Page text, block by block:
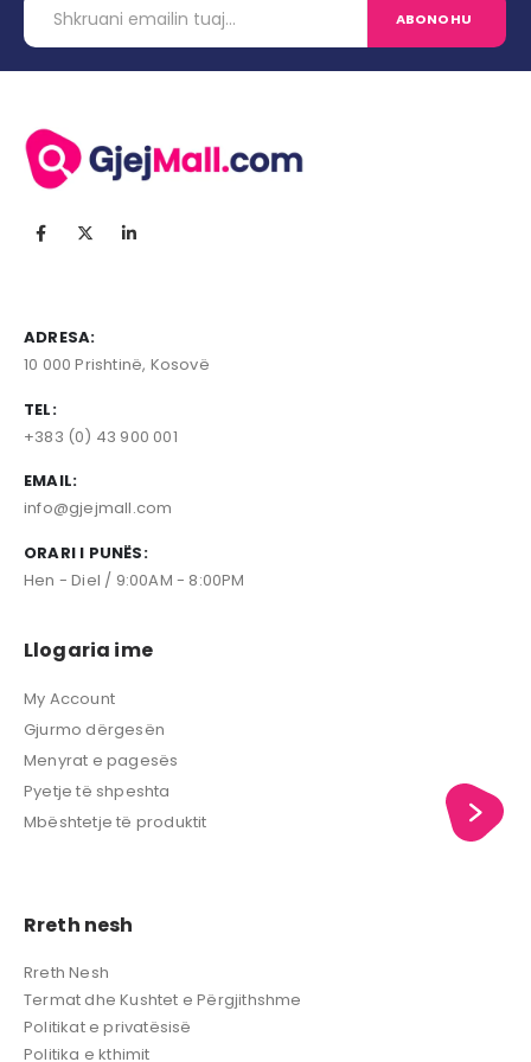
ADRESA:
10 000 Prishtinë, Kosovë
TEL:
+383 (0) 43 900 001
EMAIL:
info@gjejmall.com
ORARI I PUNËS:
Hen - Diel / 9:00AM - 8:00PM
Llogaria ime
My Account
Gjurmo dërgesën
Menyrat e pagesës
Pyetje të shpeshta
Mbështetje të produktit
Rreth nesh
Rreth Nesh
Termat dhe Kushtet e Përgjithshme
Politikat e privatësisë
Politika e kthimit